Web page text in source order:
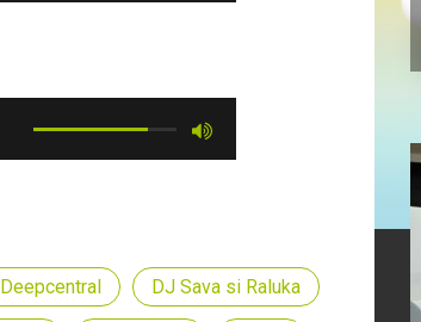
Deepcentral DJ Sava si Raluka